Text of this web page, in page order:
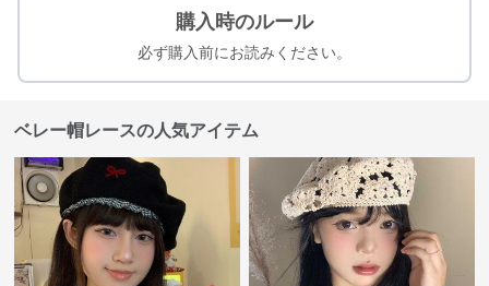
購入時のルール
必ず購入前にお読みください。
ベレー帽レースの人気アイテム